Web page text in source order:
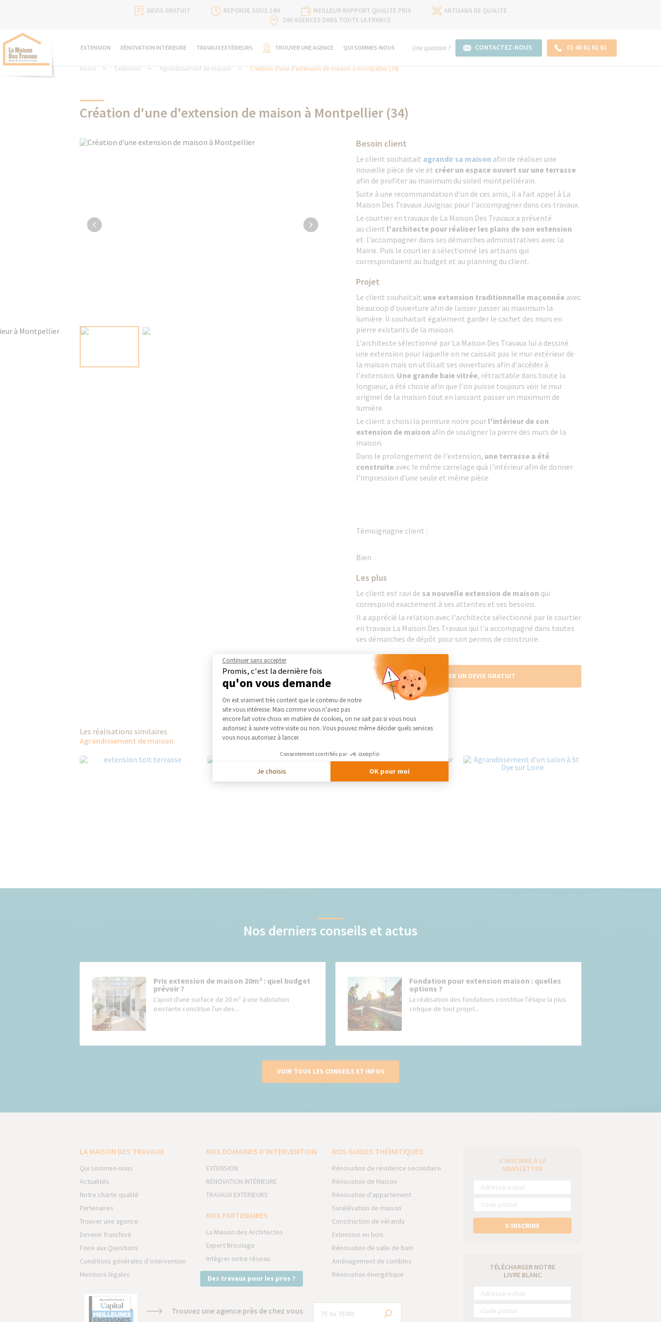
DEVIS GRATUIT RÉPONSE SOUS 24H MEILLEUR RAPPORT QUALITÉ PRIX
ARTISANS DE QUALITÉ
240 AGENCES DANS TOUTE LA FRANCE
EXTENSION RÉNOVATION INTÉRIEURE TRAVAUX EXTÉRIEURS TROUVER UNE AGENCE QUI SOMMES-NOUS Une question ? CONTACTEZ-NOUS 01 46 61 61 61
Home Extension Agrandissement de maison Création d'une d'extension de maison à montpellier (34)
Création d'une d'extension de maison à Montpellier (34)
Besoin client
Le client souhaitait agrandir sa maison afin de réaliser une
nouvelle pièce de vie et créer un espace ouvert sur une terrasse
afin de profiter au maximum du soleil montpelliérain.
Suite à une recommandation d'un de ces amis, il a fait appel à La
Maison Des Travaux Juvignac pour l'accompagner dans ces travaux.
Le courtier en travaux de La Maison Des Travaux a présenté
au client l'architecte pour réaliser les plans de son extension
et l'accompagner dans ses démarches administratives avec la
Mairie. Puis le courtier a sélectionné les artisans qui
correspondaient au budget et au planning du client.
Projet
Le client souhaitait une extension traditionnelle maçonnée avec
beaucoup d'ouverture afin de laisser passer au maximum la
lumière. Il souhaitait également garder le cachet des murs en
pierre existants de la maison.
L'architecte sélectionné par La Maison Des Travaux lui a dessiné
une extension pour laquelle on ne caissait pas le mur extérieur de
la maison mais on utilisait ses ouvertures afin d'accéder à
l'extension. Une grande baie vitrée, rétractable dans toute la
longueur, a été chosie afin que l'on puisse toujours voir le mur
originel de la maison tout en laissant passer un maximum de
lumière.
Le client a choisi la peinture noire pour l'intérieur de son
extension de maison afin de souligner la pierre des murs de la
maison.
Dans le prolongement de l'extension, une terrasse a été
construite avec le même carrelage quà l'intérieur afin de donner
l'impression d'une seule et même pièce.
Témoignagne client :
Bien
Les plus
Le client est ravi de sa nouvelle extension de maison qui
correspond exactement à ses attentes et ses besoins.
Il a apprécié la relation avec l'architecte sélectionné par le courtier
en travaux La Maison Des Travaux qui l'a accompagné dans toutes
ses démarches de dépôt pour son permis de construire.
DEMANDER UN DEVIS GRATUIT
Les réalisations similaires
Agrandissement de maison
Nos derniers conseils et actus
Prix extension de maison 20m² : quel budget
prévoir ?
L'ajout d'une surface de 20 m² à une habitation
existante constitue l'un des...
Fondation pour extension maison : quelles
options ?
La réalisation des fondations constitue l'étape la plus
critique de tout projet...
VOIR TOUS LES CONSEILS ET INFOS
LA MAISON DES TRAVAUX
Qui sommes-nous
Actualités
Notre charte qualité
Partenaires
Trouver une agence
Devenir franchisé
Foire aux Questions
Conditions générales d’intervention
Mentions légales
NOS DOMAINES D’INTERVENTION
EXTENSION
RÉNOVATION INTÉRIEURE
TRAVAUX EXTÉRIEURS
NOS PARTENAIRES
La Maison des Architectes
Expert Bricolage
Intégrer notre réseau
Des travaux pour les pros ?
NOS GUIDES THÉMATIQUES
Rénovation de résidence secondaire
Rénovation de Maison
Rénovation d'appartement
Surélévation de maison
Construction de véranda
Extension en bois
Rénovation de salle de bain
Aménagement de combles
Rénovation énergétique
Trouvez une agence près de chez vous
S’INSCRIRE À LA
NEWSLETTER
S’INSCRIRE
TÉLÉCHARGER NOTRE
LIVRE BLANC
Continuer sans accepter
Promis, c'est la dernière fois
qu'on vous demande
Plateforme de Gestion du Consentement : Personnalisez vos Options
On est vraiment très content que le contenu de notre
site vous intéresse. Mais comme vous n'avez pas
encore fait votre choix en matière de cookies, on ne sait pas si vous nous
autorisez à suivre votre visite ou non. Vous pouvez même décider quels services
vous nous autorisez à lancer.
Consentements certifiés par
Je choisis OK pour moi
Axeptio consent